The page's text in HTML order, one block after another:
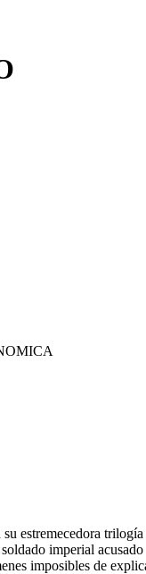
estremecedora
imperial
imposibles de